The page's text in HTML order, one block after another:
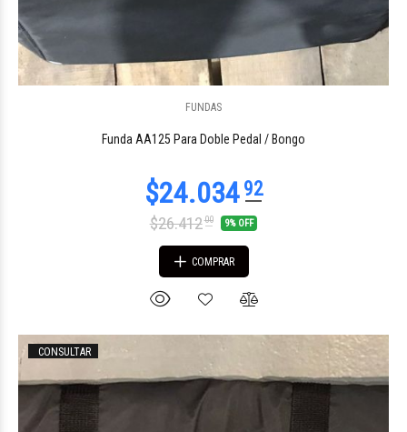
FUNDAS
Funda AA125 Para Doble Pedal / Bongo
$26.41200 9% OFF
COMPRAR
CONSULTAR